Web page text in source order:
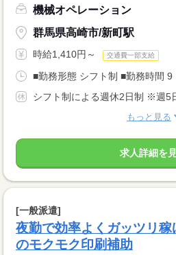
機械オペレーション
群馬県高崎市/新町駅
時給1,410円～ 交通費一部支給
■勤務形態 シフト制 ■勤務時間 9
シフト制による週休2日制 ※週5
もっと見る
求人詳細を
[一般派遣]
夜勤で効率よくガッツリ
のモクモク印刷補助